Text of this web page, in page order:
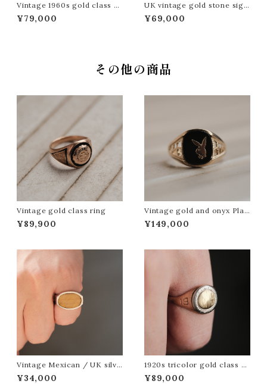
Vintage 1960s gold class ri
ng
¥79,000
UK vintage gold stone sign
et ring
¥69,000
その他の商品
Vintage gold class ring
¥89,900
Vintage gold and onyx Play
boy signet ring
¥149,000
Vintage Mexican / UK silve
r and tiger’s eye signet ring
¥34,000
1920s tricolor gold class ri
ng
¥89,000